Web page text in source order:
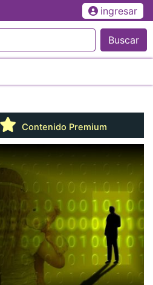
ingresar
Buscar
Contenido Premium